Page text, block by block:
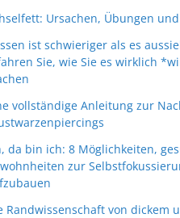
Ursachen, Übungen
ist schwieriger als es
Sie, wie Sie es wirklich
vollständige Anleitung zur
da bin ich: 8 Möglichkeiten,
zur
Randwissenschaft von dickem